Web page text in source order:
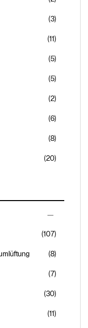
(3)
(11)
(5)
(5)
(2)
(6)
(8)
(20)
(107)
(8)
(7)
(30)
(11)